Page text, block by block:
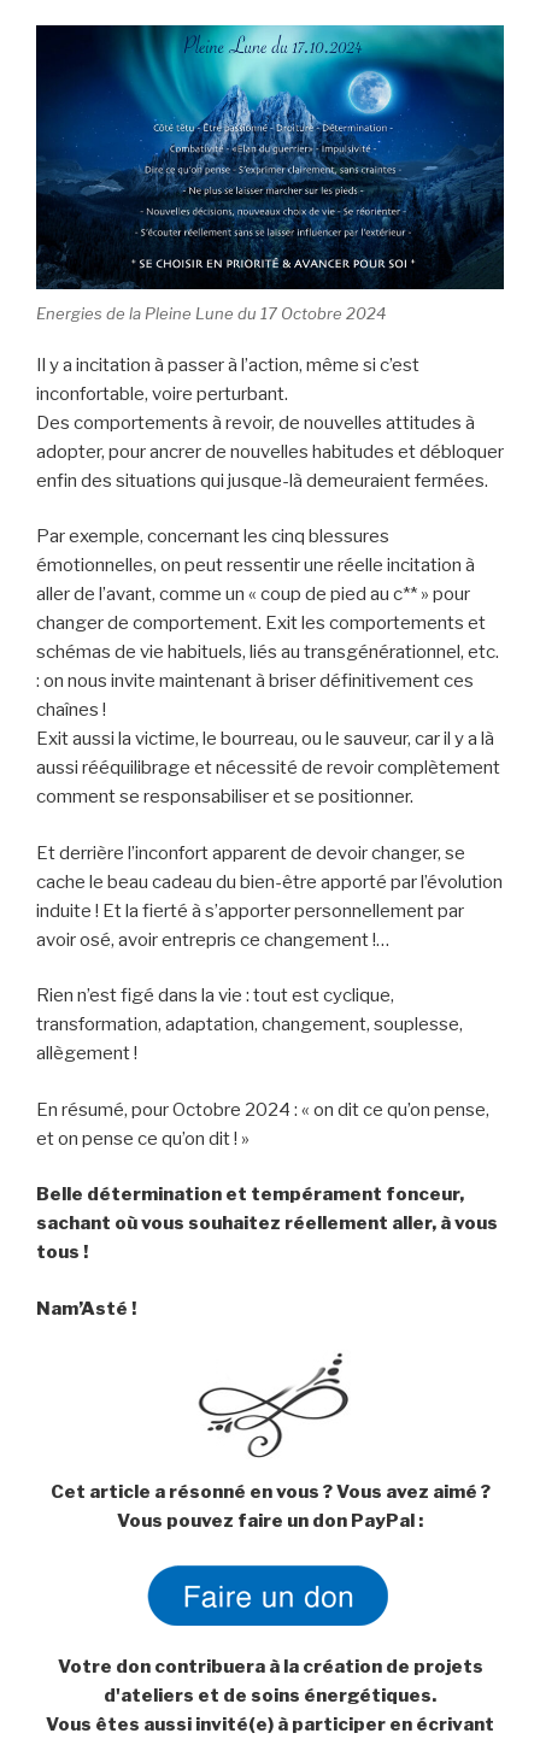
Energies de la Pleine Lune du 17 Octobre 2024
Il y a incitation à passer à l’action, même si c’est
inconfortable, voire perturbant.
Des comportements à revoir, de nouvelles attitudes à
adopter, pour ancrer de nouvelles habitudes et débloquer
enfin des situations qui jusque-là demeuraient fermées.
Par exemple, concernant les cinq blessures
émotionnelles, on peut ressentir une réelle incitation à
aller de l’avant, comme un « coup de pied au c** » pour
changer de comportement. Exit les comportements et
schémas de vie habituels, liés au transgénérationnel, etc.
: on nous invite maintenant à briser définitivement ces
chaînes !
Exit aussi la victime, le bourreau, ou le sauveur, car il y a là
aussi rééquilibrage et nécessité de revoir complètement
comment se responsabiliser et se positionner.
Et derrière l’inconfort apparent de devoir changer, se
cache le beau cadeau du bien-être apporté par l’évolution
induite ! Et la fierté à s’apporter personnellement par
avoir osé, avoir entrepris ce changement !…
Rien n’est figé dans la vie : tout est cyclique,
transformation, adaptation, changement, souplesse,
allègement !
En résumé, pour Octobre 2024 : « on dit ce qu’on pense,
et on pense ce qu’on dit ! »
Belle détermination et tempérament fonceur,
sachant où vous souhaitez réellement aller, à vous
tous !
Nam’Asté !
Cet article a résonné en vous ? Vous avez aimé ?
Vous pouvez faire un don PayPal :
Votre don contribuera à la création de projets
d'ateliers et de soins énergétiques.
Vous êtes aussi invité(e) à participer en écrivant